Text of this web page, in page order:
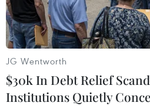
JG Wentworth
$30k In Debt Relief
Institutions Quietly